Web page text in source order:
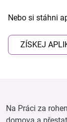
Nebo si stáhni
ZÍSKEJ
Na Práci za
domova a